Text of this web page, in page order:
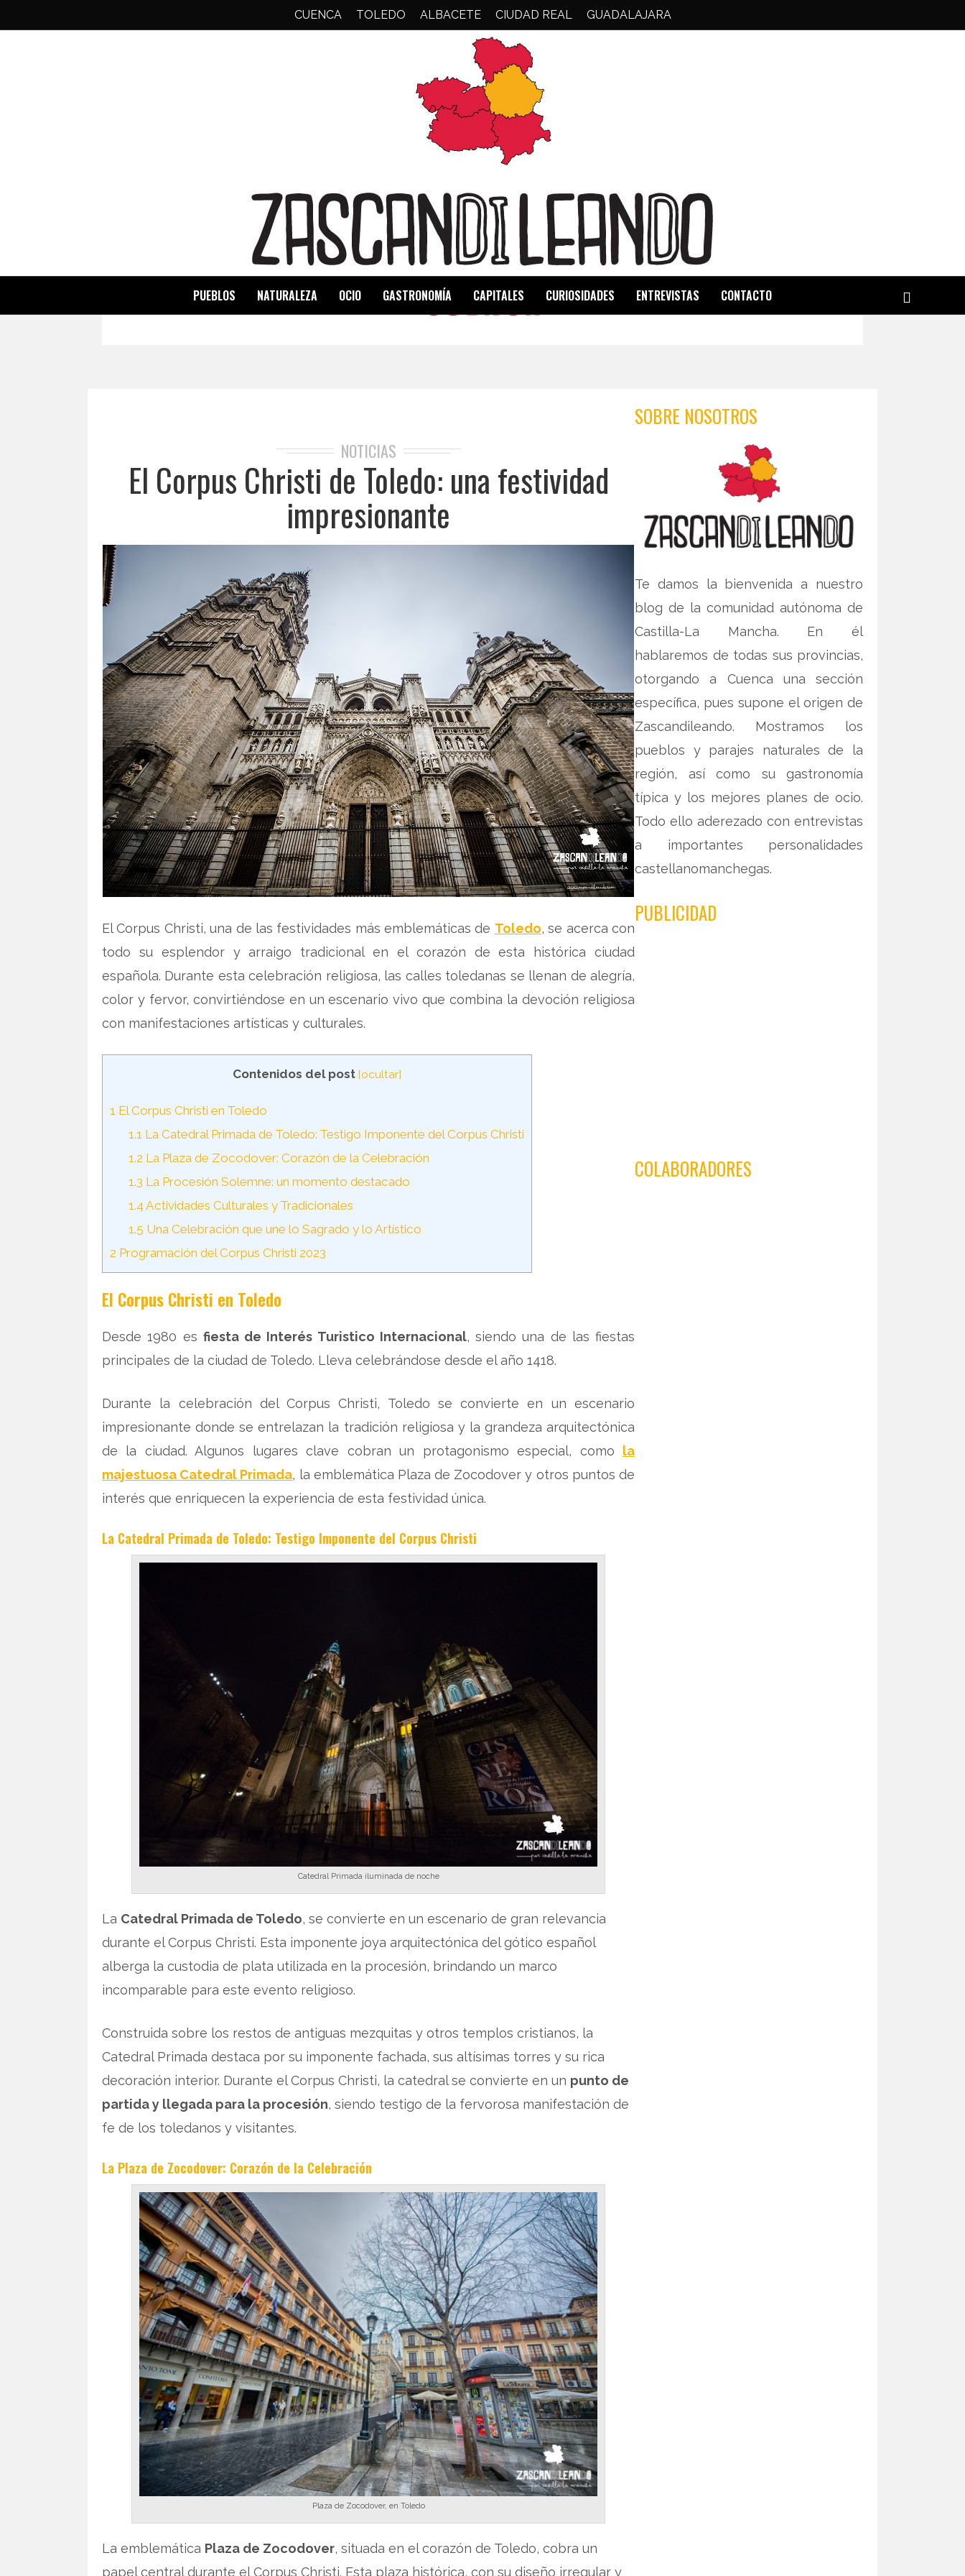
CUENCA TOLEDO ALBACETE CIUDAD REAL GUADALAJARA
PUEBLOS NATURALEZA OCIO GASTRONOMÍA CAPITALES CURIOSIDADES ENTREVISTAS CONTACTO
NOTICIAS
El Corpus Christi de Toledo: una festividad
impresionante
El Corpus Christi, una de las festividades más emblemáticas de Toledo, se acerca con
todo su esplendor y arraigo tradicional en el corazón de esta histórica ciudad
española. Durante esta celebración religiosa, las calles toledanas se llenan de alegría,
color y fervor, convirtiéndose en un escenario vivo que combina la devoción religiosa
con manifestaciones artísticas y culturales.
Contenidos del post [ocultar]
1 El Corpus Christi en Toledo
1.1 La Catedral Primada de Toledo: Testigo Imponente del Corpus Christi
1.2 La Plaza de Zocodover: Corazón de la Celebración
1.3 La Procesión Solemne: un momento destacado
1.4 Actividades Culturales y Tradicionales
1.5 Una Celebración que une lo Sagrado y lo Artístico
2 Programación del Corpus Christi 2023
El Corpus Christi en Toledo
Desde 1980 es fiesta de Interés Turistico Internacional, siendo una de las fiestas
principales de la ciudad de Toledo. Lleva celebrándose desde el año 1418.
Durante la celebración del Corpus Christi, Toledo se convierte en un escenario
impresionante donde se entrelazan la tradición religiosa y la grandeza arquitectónica
de la ciudad. Algunos lugares clave cobran un protagonismo especial, como la
majestuosa Catedral Primada, la emblemática Plaza de Zocodover y otros puntos de
interés que enriquecen la experiencia de esta festividad única.
La Catedral Primada de Toledo: Testigo Imponente del Corpus Christi
Catedral Primada iluminada de noche
La Catedral Primada de Toledo, se convierte en un escenario de gran relevancia
durante el Corpus Christi. Esta imponente joya arquitectónica del gótico español
alberga la custodia de plata utilizada en la procesión, brindando un marco
incomparable para este evento religioso.
Construida sobre los restos de antiguas mezquitas y otros templos cristianos, la
Catedral Primada destaca por su imponente fachada, sus altísimas torres y su rica
decoración interior. Durante el Corpus Christi, la catedral se convierte en un punto de
partida y llegada para la procesión, siendo testigo de la fervorosa manifestación de
fe de los toledanos y visitantes.
La Plaza de Zocodover: Corazón de la Celebración
Plaza de Zocodover, en Toledo
La emblemática Plaza de Zocodover, situada en el corazón de Toledo, cobra un
papel central durante el Corpus Christi. Esta plaza histórica, con su diseño irregular y
SOBRE NOSOTROS
Te damos la bienvenida a nuestro
blog de la comunidad autónoma de
Castilla-La Mancha. En él
hablaremos de todas sus provincias,
otorgando a Cuenca una sección
específica, pues supone el origen de
Zascandileando. Mostramos los
pueblos y parajes naturales de la
región, así como su gastronomía
típica y los mejores planes de ocio.
Todo ello aderezado con entrevistas
a importantes personalidades
castellanomanchegas.
PUBLICIDAD
COLABORADORES